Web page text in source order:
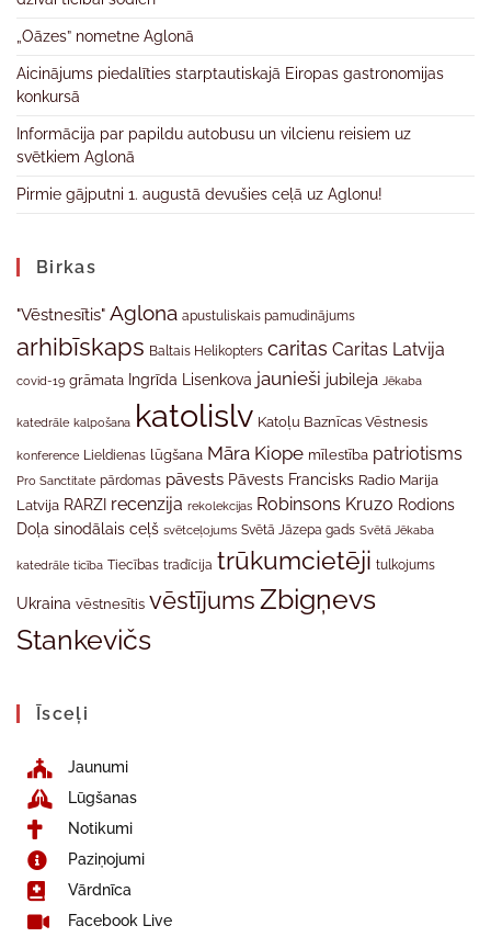
„Oāzes” nometne Aglonā
Aicinājums piedalīties starptautiskajā Eiropas gastronomijas
konkursā
Informācija par papildu autobusu un vilcienu reisiem uz
svētkiem Aglonā
Pirmie gājputni 1. augustā devušies ceļā uz Aglonu!
Birkas
"Vēstnesītis" Aglona apustuliskais pamudinājums
arhibīskaps Baltais Helikopters caritas Caritas Latvija
covid-19 grāmata Ingrīda Lisenkova jaunieši jubileja Jēkaba
katedrāle kalpošana katolislv Katoļu Baznīcas Vēstnesis
konference Lieldienas lūgšana Māra Kiope mīlestība patriotisms
Pro Sanctitate pārdomas pāvests Pāvests Francisks Radio Marija
Latvija RARZI recenzija rekolekcijas Robinsons Kruzo Rodions
Doļa sinodālais ceļš svētceļojums Svētā Jāzepa gads Svētā Jēkaba
katedrāle ticība Tiecības tradīcija trūkumcietēji tulkojums
Ukraina vēstnesītis vēstījumsZbigņevs
Stankevičs
Īsceļi
Jaunumi
Lūgšanas
Notikumi
Paziņojumi
Vārdnīca
Facebook Live